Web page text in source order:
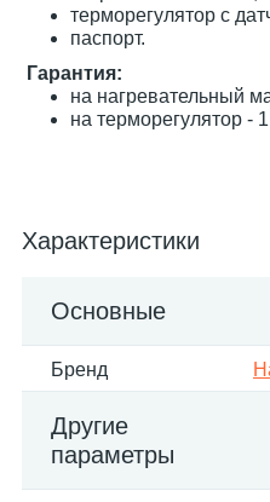
терморегулятор с
паспорт.
Гарантия:
на нагревательный
на терморегулятор - 1
Характеристики
Основные
Бренд
Другие
параметры